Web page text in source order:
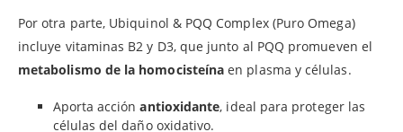
Por otra parte, Ubiquinol & PQQ Complex (Puro Omega)
incluye vitaminas B2 y D3, que junto al PQQ promueven el
metabolismo de la homocisteína en plasma y células.
Aporta acciónantioxidante, ideal para proteger las
células del daño oxidativo.